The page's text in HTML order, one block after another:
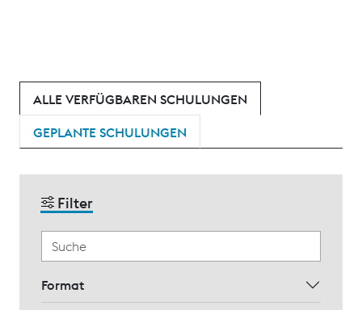
ALLE VERFÜGBAREN SCHULUNGEN
GEPLANTE SCHULUNGEN
Filter
Format